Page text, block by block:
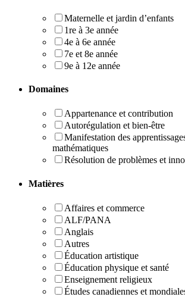
Maternelle et jardin d’enfants
1re à 3e année
4e à 6e année
7e et 8e année
9e à 12e année
Domaines
Appartenance et contribution
Autorégulation et bien-être
Manifestation des
mathématiques
Résolution de problèmes et
Matières
Affaires et commerce
ALF/PANA
Anglais
Autres
Éducation artistique
Éducation physique et santé
Enseignement religieux
Études canadiennes et